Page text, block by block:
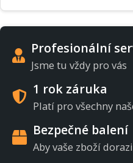
Profesionální
Jsme tu vždy pro vás
1 rok záruka
Platí pro všechny
Bezpečné balení
Aby vaše zboží